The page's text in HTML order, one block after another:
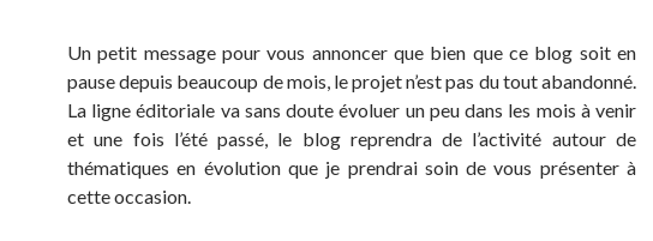
Un petit message pour vous annoncer que bien que ce blog soit en
pause depuis beaucoup de mois, le projet n’est pas du tout abandonné.
La ligne éditoriale va sans doute évoluer un peu dans les mois à venir
et une fois l’été passé, le blog reprendra de l’activité autour de
thématiques en évolution que je prendrai soin de vous présenter à
cette occasion.